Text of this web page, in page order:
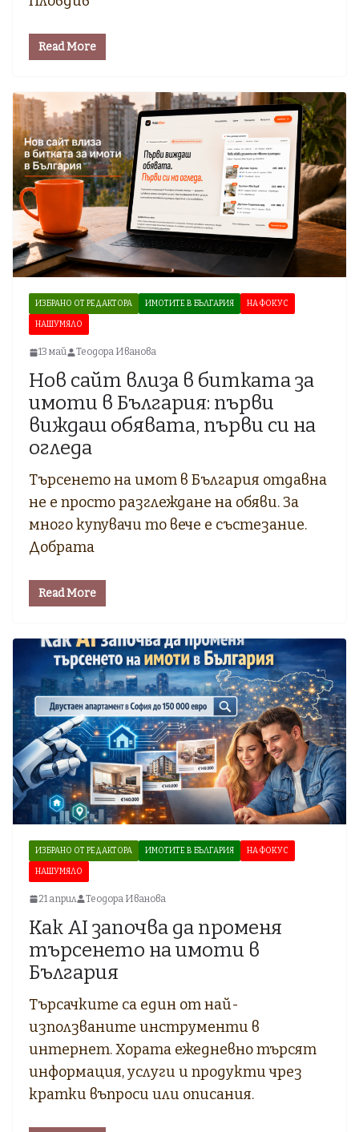
Read More
ИЗБРАНО ОТ РЕДАКТОРА ИМОТИТЕ В БЪЛГАРИЯ НА ФОКУС
НАШУМЯЛО
13 май Теодора Иванова
Нов сайт влиза в битката за
имоти в България: първи
виждаш обявата, първи си на
огледа
Търсенето на имот в България отдавна
не е просто разглеждане на обяви. За
много купувачи то вече е състезание.
Добрата
Read More
ИЗБРАНО ОТ РЕДАКТОРА ИМОТИТЕ В БЪЛГАРИЯ НА ФОКУС
НАШУМЯЛО
21 април Теодора Иванова
Как AI започва да променя
търсенето на имоти в
България
Търсачките са един от най-
използваните инструменти в
интернет. Хората ежедневно търсят
информация, услуги и продукти чрез
кратки въпроси или описания.